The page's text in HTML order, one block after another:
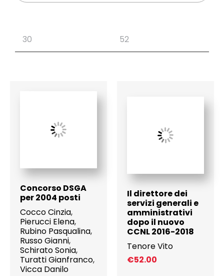
Concorso DSGA
per 2004 posti
Cocco Cinzia,
Pierucci Elena,
Rubino Pasqualina,
Russo Gianni,
Schirato Sonia,
Turatti Gianfranco,
Vicca Danilo
Il direttore dei
servizi generali e
amministrativi
dopo il nuovo
CCNL 2016-2018
Tenore Vito
€52.00